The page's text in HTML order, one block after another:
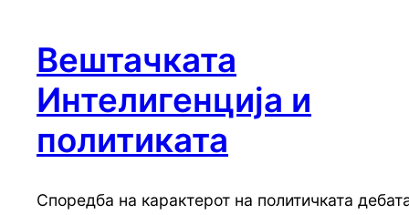
Вештачката
Интелигенција и
политиката
Споредба на карактерот на политичката